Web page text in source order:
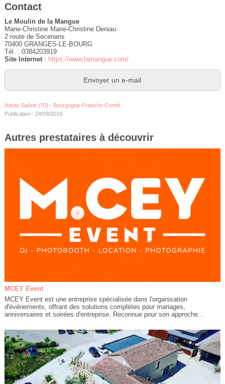
Contact
Le Moulin de la Mangue
Marie-Christine Marie-Christine Deniau
2 route de Secenans
70400 GRANGES-LE-BOURG
Tél. : 0384203919
Site Internet: https://www.lamangue.com/
Envoyer un e-mail
Haute-Saône (70) - Bourgogne-Franche-Comté
Publication : 24/09/2018
Autres prestataires à découvrir
MCEY Event
MCEY Event est une entreprise spécialisée dans l'organisation
d'événements, offrant des solutions complètes pour mariages,
anniversaires et soirées d'entreprise. Reconnue pour son approche...